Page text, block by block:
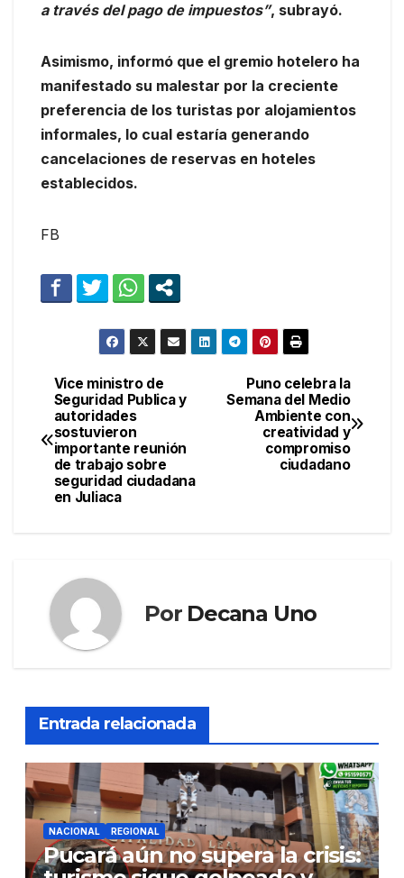
a través del pago de impuestos”, subrayó.
Asimismo, informó que el gremio hotelero ha
manifestado su malestar por la creciente
preferencia de los turistas por alojamientos
informales, lo cual estaría generando
cancelaciones de reservas en hoteles
establecidos.
FB
Navegación
de
entradas
Puno celebra la
Semana del Medio
Ambiente con
creatividad y
compromiso
ciudadano
Vice ministro de
Seguridad Publica y
autoridades
sostuvieron
importante reunión
de trabajo sobre
seguridad ciudadana
en Juliaca
Por Decana Uno
Entrada relacionada
NACIONAL REGIONAL
Pucará aún no supera la crisis: